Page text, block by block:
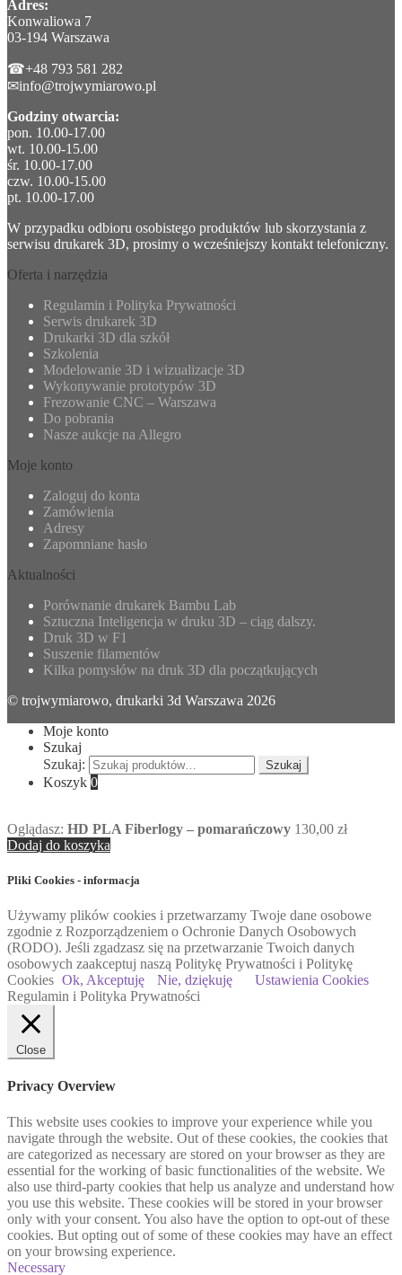
Adres:
Konwaliowa 7
03-194 Warszawa
☎+48 793 581 282
✉info@trojwymiarowo.pl
Godziny otwarcia:
pon. 10.00-17.00
wt. 10.00-15.00
śr. 10.00-17.00
czw. 10.00-15.00
pt. 10.00-17.00
W przypadku odbioru osobistego produktów lub skorzystania z
serwisu drukarek 3D, prosimy o wcześniejszy kontakt telefoniczny.
Oferta i narzędzia
Regulamin i Polityka Prywatności
Serwis drukarek 3D
Drukarki 3D dla szkół
Szkolenia
Modelowanie 3D i wizualizacje 3D
Wykonywanie prototypów 3D
Frezowanie CNC – Warszawa
Do pobrania
Nasze aukcje na Allegro
Moje konto
Zaloguj do konta
Zamówienia
Adresy
Zapomniane hasło
Aktualności
Porównanie drukarek Bambu Lab
Sztuczna Inteligencja w druku 3D – ciąg dalszy.
Druk 3D w F1
Suszenie filamentów
Kilka pomysłów na druk 3D dla początkujących
© trojwymiarowo, drukarki 3d Warszawa 2026
Moje konto
Szukaj
Szukaj:
Szukaj
Koszyk 0
Oglądasz: HD PLA Fiberlogy – pomarańczowy 130,00 zł
Dodaj do koszyka
Pliki Cookies - informacja
Używamy plików cookies i przetwarzamy Twoje dane osobowe
zgodnie z Rozporządzeniem o Ochronie Danych Osobowych
(RODO). Jeśli zgadzasz się na przetwarzanie Twoich danych
osobowych zaakceptuj naszą Politykę Prywatności i Politykę
Cookies Ok, Akceptuję Nie, dziękuję
Ustawienia Cookies
Regulamin i Polityka Prywatności
Close
Privacy Overview
This website uses cookies to improve your experience while you
navigate through the website. Out of these cookies, the cookies that
are categorized as necessary are stored on your browser as they are
essential for the working of basic functionalities of the website. We
also use third-party cookies that help us analyze and understand how
you use this website. These cookies will be stored in your browser
only with your consent. You also have the option to opt-out of these
cookies. But opting out of some of these cookies may have an effect
on your browsing experience.
Necessary